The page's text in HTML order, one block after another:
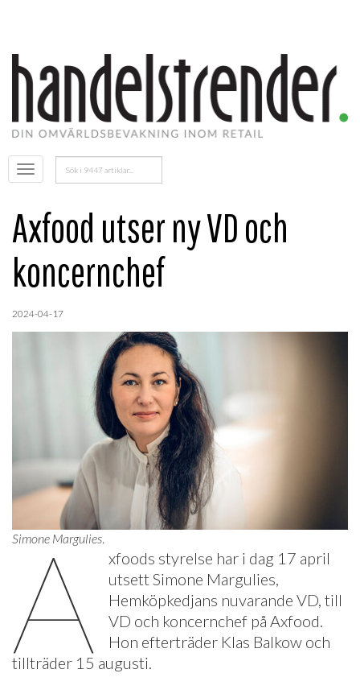
Öppna
menyn
Sök
efter:
Axfood utser ny VD och
koncernchef
2024-04-17
Simone Margulies.
A
xfoods styrelse har i dag 17 april
utsett Simone Margulies,
Hemköpkedjans nuvarande VD, till
VD och koncernchef på Axfood.
Hon efterträder Klas Balkow och
tillträder 15 augusti.